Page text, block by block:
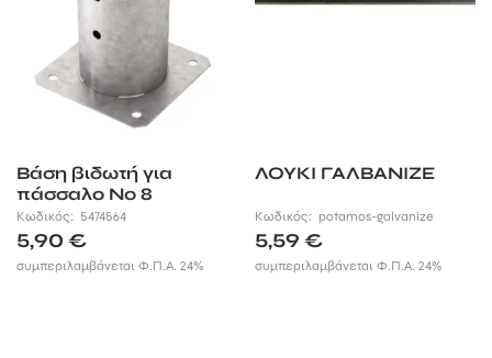
Βάση βιδωτή για
πάσσαλο Νο 8
Κωδικός: 5474564
5,90 €
συμπεριλαμβάνεται Φ.Π.Α. 24%
ΛΟΥΚΙ ΓΑΛΒΑΝΙΖΕ
Κωδικός:potamos-galvanize
5,59€
συμπεριλαμβάνεται Φ.Π.Α. 24%